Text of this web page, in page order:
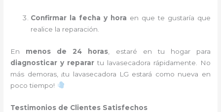
Confirmar la fecha y hora en que te gustaría que
realice la reparación.
En menos de 24 horas , estaré en tu hogar para
diagnosticar y reparar tu lavasecadora rápidamente. No
más demoras, ¡tu lavasecadora LG estará como nueva en
poco tiempo!
Testimonios de Clientes Satisfechos